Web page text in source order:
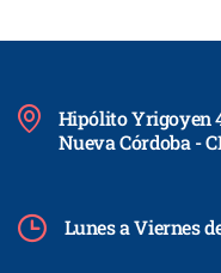
Hipólito Yrigoyen
Nueva Córdoba -
Lunes a Viernes